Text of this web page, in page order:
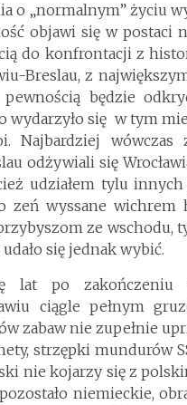
o „normalnym” życiu
objawi się w postaci
do konfrontacji z
Breslau, z
będzie
wydarzyło się w tym
Najbardziej
odżywiali się
udziałem tylu
zeń wyssane
ze
się jednak wybić.
lat po zakończeniu
ciągle pełnym
zabaw nie zupełnie
strzępki mundurów
nie kojarzy się z
niemieckie,